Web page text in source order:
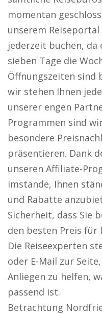
momentan
unserem Reiseportal
jederzeit buchen, da
sieben Tage die
Öffnungszeiten sind
wir stehen Ihnen
unserer engen
Programmen sind
besondere
präsentieren. Dank
unseren Affiliate-
imstande, Ihnen
und Rabatte
Sicherheit, dass Sie
den besten Preis für
Die Reiseexperten
oder E-Mail zur
Anliegen zu helfen,
passend ist.
Betrachtung